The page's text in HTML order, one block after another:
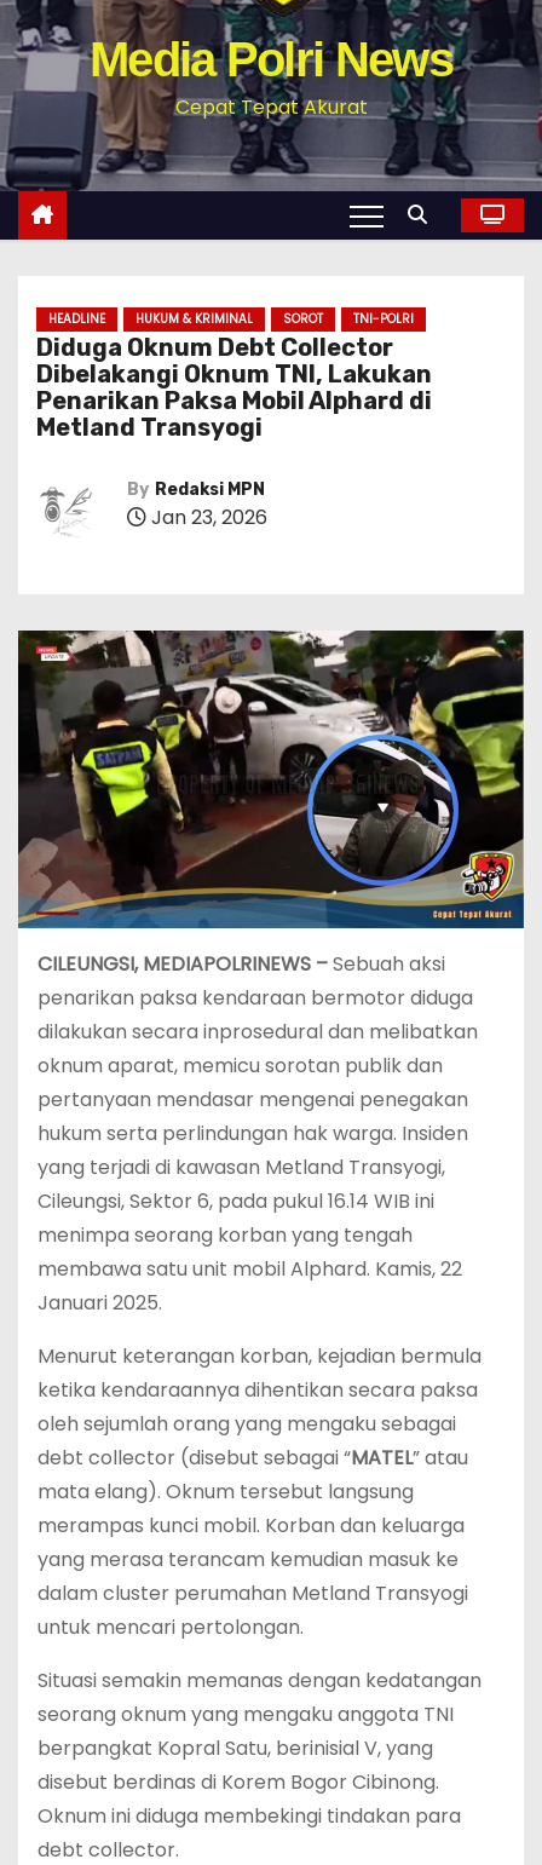
Media Polri News
Cepat Tepat Akurat
HEADLINE HUKUM & KRIMINAL SOROT TNI-POLRI
Diduga Oknum Debt Collector
Dibelakangi Oknum TNI, Lakukan
Penarikan Paksa Mobil Alphard di
Metland Transyogi
By Redaksi MPN
Jan 23, 2026
CILEUNGSI, MEDIAPOLRINEWS –Sebuah aksi
penarikan paksa kendaraan bermotor diduga
dilakukan secara inprosedural dan melibatkan
oknum aparat, memicu sorotan publik dan
pertanyaan mendasar mengenai penegakan
hukum serta perlindungan hak warga. Insiden
yang terjadi di kawasan Metland Transyogi,
Cileungsi, Sektor 6, pada pukul 16.14 WIB ini
menimpa seorang korban yang tengah
membawa satu unit mobil Alphard. Kamis, 22
Januari 2025.
‎Menurut keterangan korban, kejadian bermula
ketika kendaraannya dihentikan secara paksa
oleh sejumlah orang yang mengaku sebagai
debt collector (disebut sebagai “MATEL” atau
mata elang). Oknum tersebut langsung
merampas kunci mobil. Korban dan keluarga
yang merasa terancam kemudian masuk ke
dalam cluster perumahan Metland Transyogi
untuk mencari pertolongan.
‎Situasi semakin memanas dengan kedatangan
seorang oknum yang mengaku anggota TNI
berpangkat Kopral Satu, berinisial V, yang
disebut berdinas di Korem Bogor Cibinong.
Oknum ini diduga membekingi tindakan para
debt collector.